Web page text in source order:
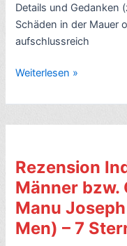
Details und Gedanken
Schäden in der Mauer
aufschlussreich
Rezension
Roman:
Letzter
Turm,
von
Aravind
Adiga
Weiterlesen »
Rezension
Männer bzw.
Manu
Men) – 7